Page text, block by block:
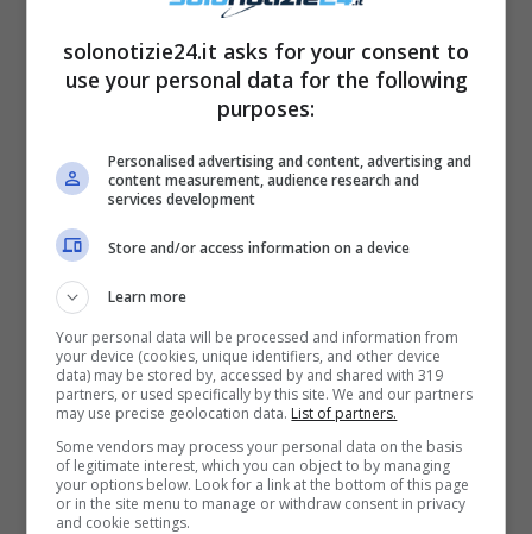
come cuscini, libri, tazzine, vasi con
piante e candele. Non può inoltre mancare il
tavolino posizionato al centro,e che è ideale
per concedersi qualche aperitivo pomeridiano
e per assistere a degli spettacoli della natura
come i tramonti. “Benvenuti nel mio terrazzo
Boho nel cuore di Roma“, ha infatti scritto lei
come didascalia del post, “
Westwing
accompagnareserate con amici o il mio
caffè mattutino“.
solonotizie24.it asks for your consent to
use your personal data for the following
purposes:
Personalised advertising and content, advertising and
content measurement, audience research and
services development
Store and/or access information on a device
Learn more
Your personal data will be processed and information from
your device (cookies, unique identifiers, and other device
data) may be stored by, accessed by and shared with 319
partners, or used specifically by this site. We and our partners
may use precise geolocation data. List of partners.
Some vendors may process your personal data on the basis
of legitimate interest, which you can object to by managing
your options below. Look for a link at the bottom of this page
or in the site menu to manage or withdraw consent in privacy
and cookie settings.